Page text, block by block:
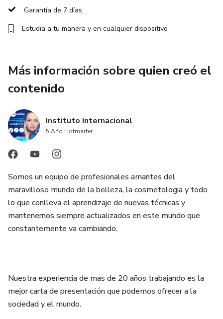
Garantía de 7 días
Estudia a tu manera y en cualquier dispositivo
Más información sobre quien creó el
contenido
Instituto Internacional
5 Año Hotmarter
Somos un equipo de profesionales amantes del
maravilloso mundo de la belleza, la cosmetologia y todo
lo que conlleva el aprendizaje de nuevas técnicas y
mantenernos siempre actualizados en este mundo que
constantemente va cambiando.
Nuestra experiencia de mas de 20 años trabajando es la
mejor carta de presentación que podemos ofrecer a la
sociedad y el mundo.